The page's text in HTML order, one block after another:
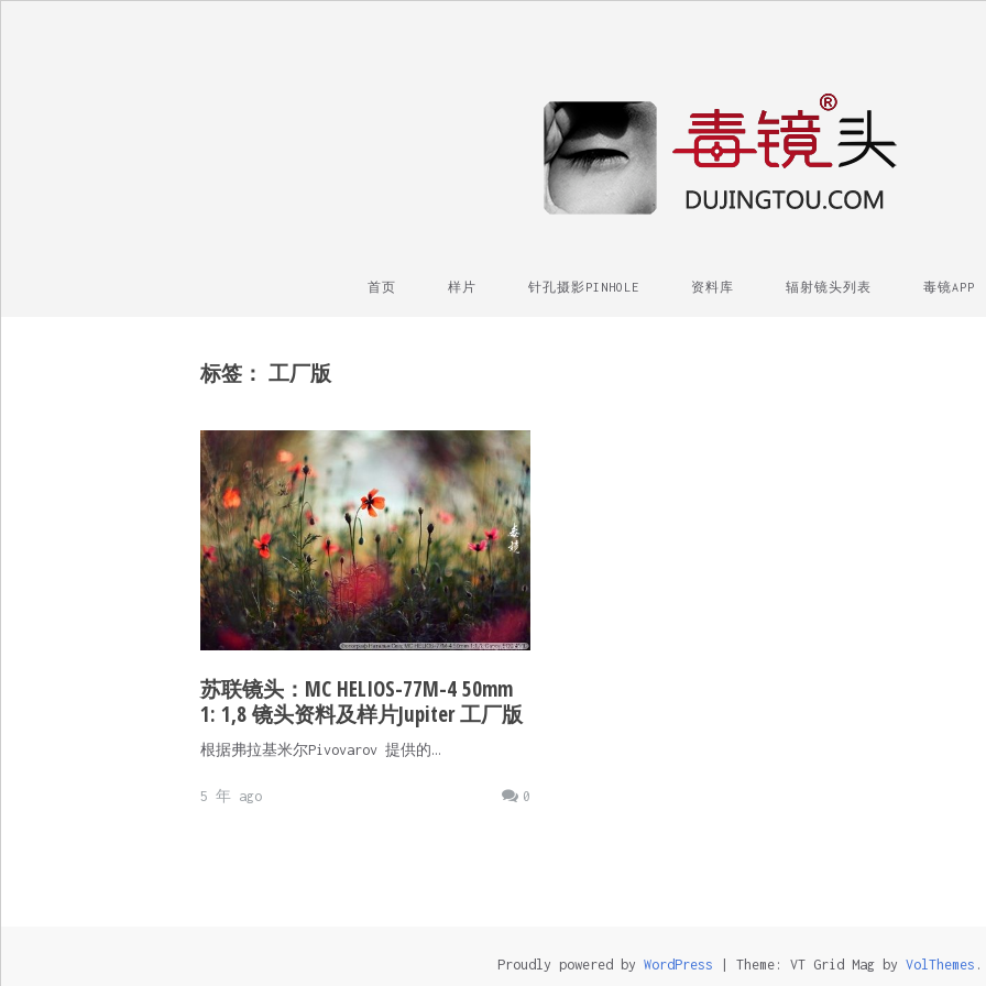
首页 样片 针孔摄影PINHOLE 资料库 辐射镜头列表 毒镜APP
标签： 工厂版
苏联镜头：MC HELIOS-77M-4 50mm
1: 1,8 镜头资料及样片Jupiter 工厂版
根据弗拉基米尔Pivovarov 提供的…
0
5 年 ago
Proudly powered by WordPress Theme: VT Grid Mag by VolThemes .